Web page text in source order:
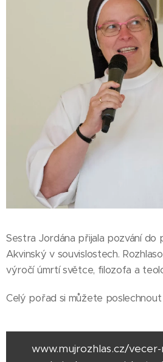
Sestra Jordána přijala pozvání do
Akvinský v souvislostech.
výročí úmrtí světce, filozofa a
Celý pořad si můžete poslechnout
www.mujrozhlas.cz/